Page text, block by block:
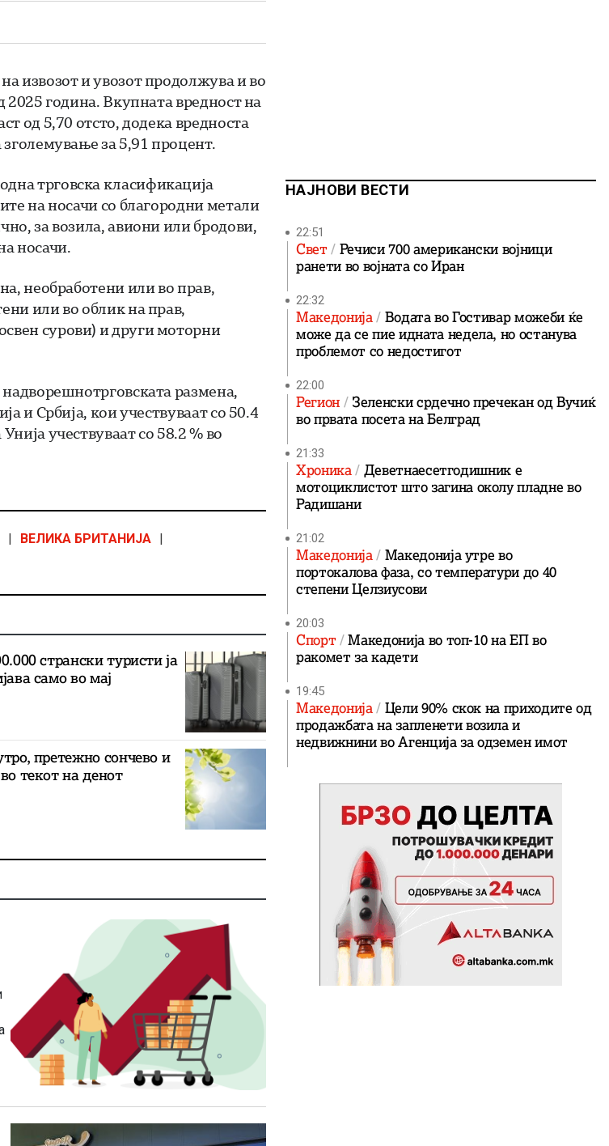
извозот и увозот продолжува и во
2025 година. Вкупната вредност на
од 5,70 отсто, додека вредноста
за 5,91 процент.
трговска класификација
на носачи со благородни метали
за возила, авиони или бродови,
носачи.
необработени или во прав,
или во облик на прав,
сурови) и други моторни
размена,
и Србија, кои учествуваат со 50.4
учествуваат со 58.2 % во
| ВЕЛИКА БРИТАНИЈА |
странски туристи ја
само во мај
претежно сончево и
текот на денот
НАЈНОВИ ВЕСТИ
22:51
Свет Речиси 700 американски војници
ранети во војната со Иран
22:32
Македонија Водата во Гостивар можеби ќе
може да се пие идната недела, но останува
проблемот со недостигот
22:00
Регион
Зеленски срдечно пречекан од Вучиќ
во првата посета на Белград
21:33
Хроника Деветнаесетгодишник е
мотоциклистот што загина околу пладне во
Радишани
21:02
Македонија Македонија утре во
портокалова фаза, со температури до 40
степени Целзиусови
20:03
Спорт
Македонија во топ-10 на ЕП во
ракомет за кадети
19:45
Македонија Цели 90% скок на приходите од
продажбата на запленети возила и
недвижнини во Агенција за одземен имот